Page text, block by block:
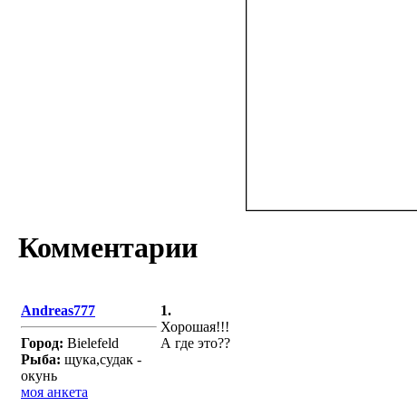
Комментарии
Andreas777
Город: Bielefeld
Рыба: щука,судак -
окунь
моя анкета
1.
Хорошая!!!
А где это??